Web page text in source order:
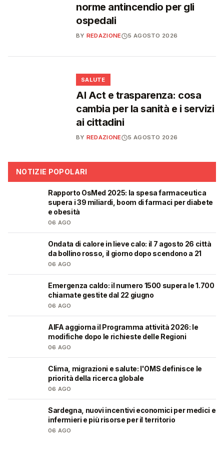
norme antincendio per gli
ospedali
BY REDAZIONE 5 AGOSTO 2026
SALUTE
AI Act e trasparenza: cosa
cambia per la sanità e i servizi
ai cittadini
BY REDAZIONE 5 AGOSTO 2026
NOTIZIE POPOLARI
Rapporto OsMed 2025: la spesa farmaceutica
supera i 39 miliardi, boom di farmaci per diabete
e obesità
06 AGO
Ondata di calore in lieve calo: il 7 agosto 26 città
da bollino rosso, il giorno dopo scendono a 21
06 AGO
Emergenza caldo: il numero 1500 supera le 1.700
chiamate gestite dal 22 giugno
06 AGO
AIFA aggiorna il Programma attività 2026: le
modifiche dopo le richieste delle Regioni
06 AGO
Clima, migrazioni e salute: l'OMS definisce le
priorità della ricerca globale
06 AGO
Sardegna, nuovi incentivi economici per medici e
infermieri e più risorse per il territorio
06 AGO